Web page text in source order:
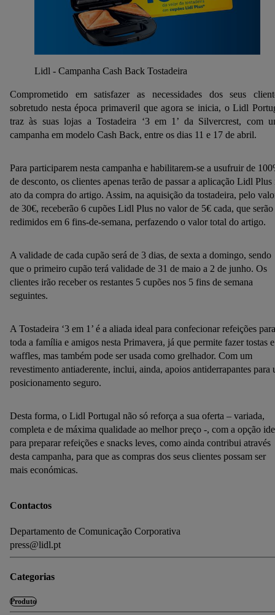
Lidl - Campanha Cash Back Tostadeira
Comprometido em satisfazer as necessidades dos seus
sobretudo nesta época primaveril que agora se inicia, o Lidl
traz às suas lojas a Tostadeira ‘3 em 1’ da Silvercrest, com
campanha em modelo Cash Back, entre os dias 11 e 17 de abril.
Para participarem nesta campanha e habilitarem-se a usufruir de
de desconto, os clientes apenas terão de passar a aplicação Lidl Plus
ato da compra do artigo. Assim, na aquisição da tostadeira, pelo
de 30€, receberão 6 cupões Lidl Plus no valor de 5€ cada, que serão
redimidos em 6 fins-de-semana, perfazendo o valor total do artigo.
A validade de cada cupão será de 3 dias, de sexta a domingo, sendo
que o primeiro cupão terá validade de 31 de maio a 2 de junho. Os
clientes irão receber os restantes 5 cupões nos 5 fins de semana
seguintes.
A Tostadeira ‘3 em 1’ é a aliada ideal para confecionar refeições para
toda a família e amigos nesta Primavera, já que permite fazer tostas e
waffles, mas também pode ser usada como grelhador. Com um
revestimento antiaderente, inclui, ainda, apoios antiderrapantes para
posicionamento seguro.
Desta forma, o Lidl Portugal não só reforça a sua oferta – variada,
completa e de máxima qualidade ao melhor preço -, com a opção
para preparar refeições e snacks leves, como ainda contribui através
desta campanha, para que as compras dos seus clientes possam ser
mais económicas.
Contactos
Departamento de Comunicação Corporativa
press@lidl.pt
Categorias
Produto